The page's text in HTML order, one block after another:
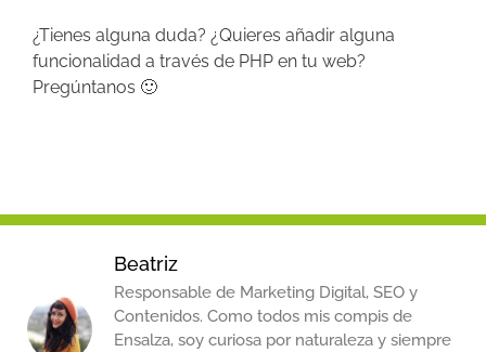
¿Tienes alguna duda? ¿Quieres añadir alguna
funcionalidad a través de PHP en tu web?
Pregúntanos 🙂
Beatriz
Responsable de Marketing Digital, SEO y
Contenidos. Como todos mis compis de
Ensalza, soy curiosa por naturaleza y siempre